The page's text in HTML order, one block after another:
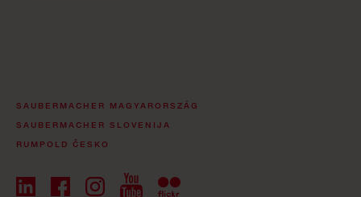
SAUBERMACHER MAGYARORSZÁG
SAUBERMACHER SLOVENIJA
RUMPOLD ČESKO